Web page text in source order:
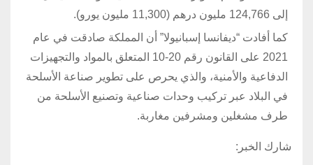
إلى 124,766 مليون درهم (11,300 مليون يورو).
كما أفادت “ديفانسا إسبانيولا” أن المملكة صادقت في عام
2021 على القانون رقم 20-10 المتعلق بالمواد والتجهيزات
الدفاعية والأمنية، والذي يحرص على تطوير صناعة الأسلحة
في البلاد عبر تركيب وحدات صناعية وتصنيع الأسلحة من
طرف مشغلين ومشرفين مغاربة.
شارك الخبر: